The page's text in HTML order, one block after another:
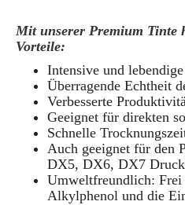
Mit unserer Premium Tinte
Vorteile:
Intensive und
Überragende Echtheit
Verbesserte
Geeignet für direkten
Schnelle
Auch geeignet für den
DX5, DX6, DX7
Umweltfreundlich:
Alkylphenol und die